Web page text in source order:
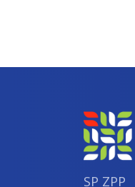
SP ZPP